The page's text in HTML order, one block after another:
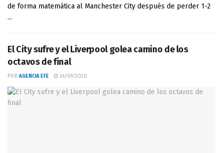
de forma matemática al Manchester City después de perder 1-2
...
El City sufre y el Liverpool golea camino de los
octavos de final
POR AGENCIA EFE 24/09/2020